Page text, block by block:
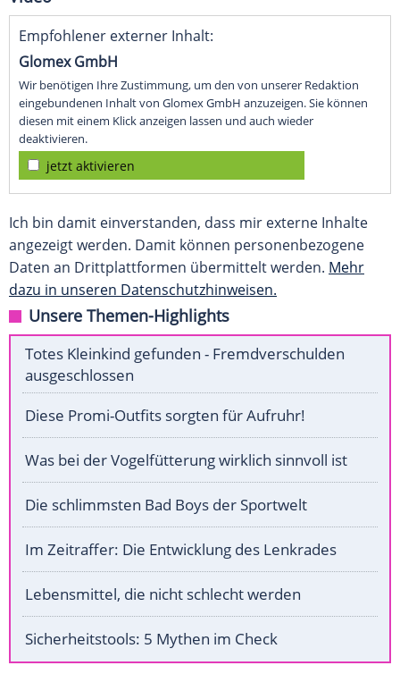
Empfohlener externer Inhalt:
Glomex GmbH
Wir benötigen Ihre Zustimmung, um den von unserer Redaktion
eingebundenen Inhalt von Glomex GmbH anzuzeigen. Sie können
diesen mit einem Klick anzeigen lassen und auch wieder
deaktivieren.
jetzt aktivieren
Ich bin damit einverstanden, dass mir externe Inhalte
angezeigt werden. Damit können personenbezogene
Daten an Drittplattformen übermittelt werden. Mehr
dazu in unseren Datenschutzhinweisen.
Unsere Themen-Highlights
Totes Kleinkind gefunden - Fremdverschulden
ausgeschlossen
Diese Promi-Outfits sorgten für Aufruhr!
Was bei der Vogelfütterung wirklich sinnvoll ist
Die schlimmsten Bad Boys der Sportwelt
Im Zeitraffer: Die Entwicklung des Lenkrades
Lebensmittel, die nicht schlecht werden
Sicherheitstools: 5 Mythen im Check